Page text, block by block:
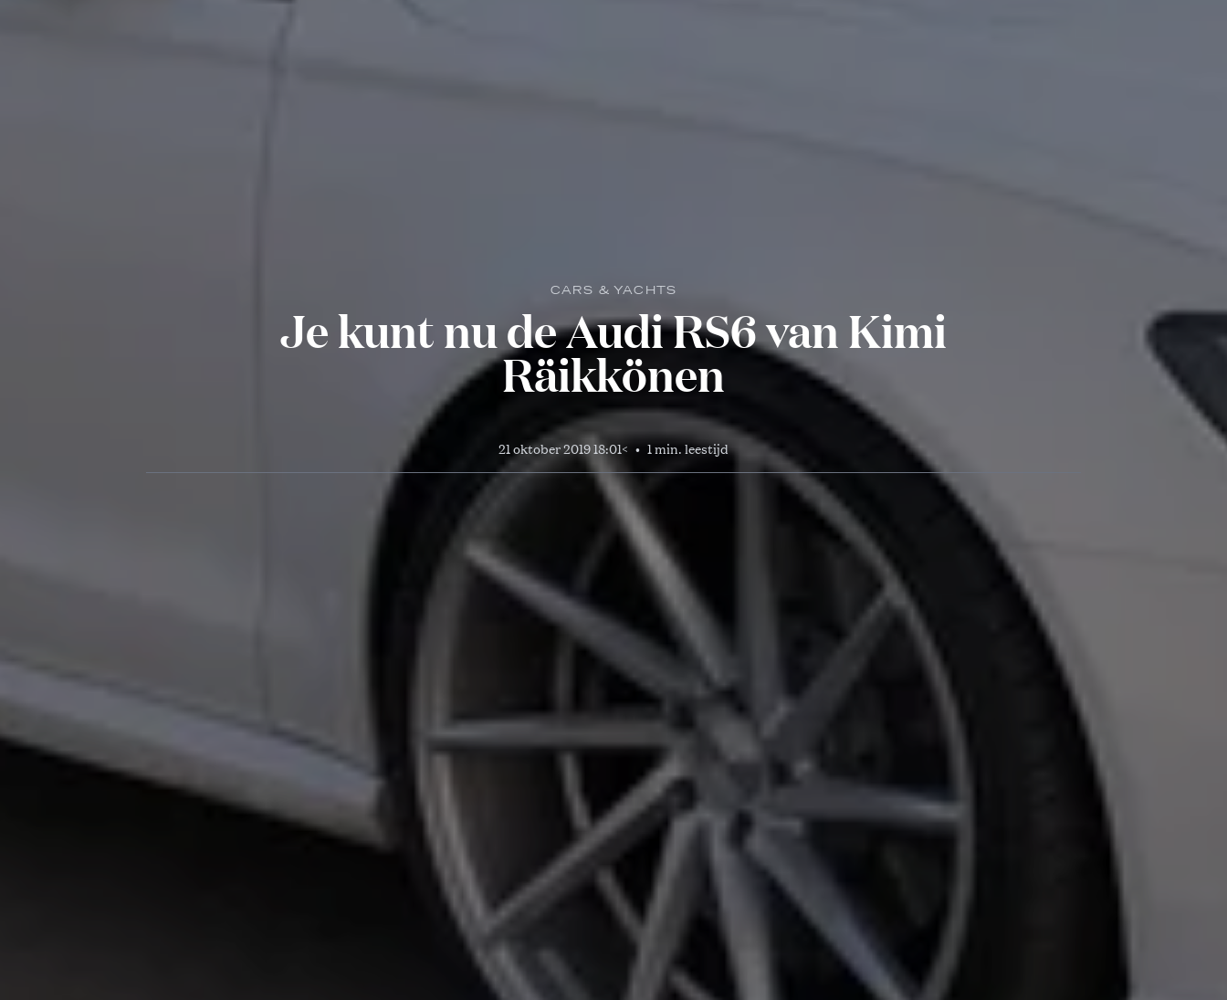
CARS & YACHTS
Je kunt nu de Audi RS6 van Kimi
Räikkönen
21 oktober 2019 18:01< • 1 min. leestijd